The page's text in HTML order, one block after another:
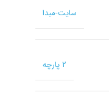
سایت-مبدا
2 پارچه